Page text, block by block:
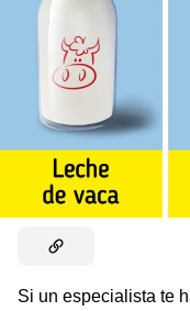
Si un especialista te